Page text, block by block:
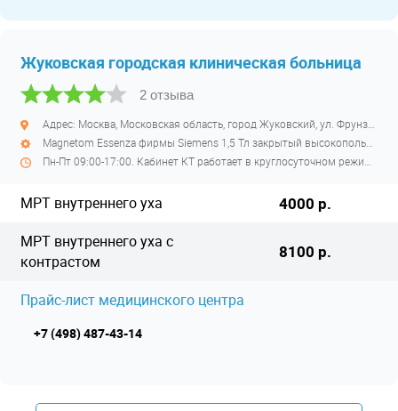
Жуковская городская клиническая больница
2 отзыва
МРТ внутреннего уха 4000 р.
МРТ внутреннего уха с
контрастом
8100 р.
Прайс-лист медицинского центра
+7 (498) 487-43-14